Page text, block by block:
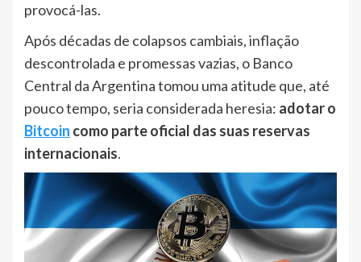
provocá-las.
Após décadas de colapsos cambiais, inflação
descontrolada e promessas vazias, o Banco
Central da Argentina tomou uma atitude que, até
pouco tempo, seria considerada heresia: adotar o
Bitcoin como parte oficial das suas reservas
internacionais.